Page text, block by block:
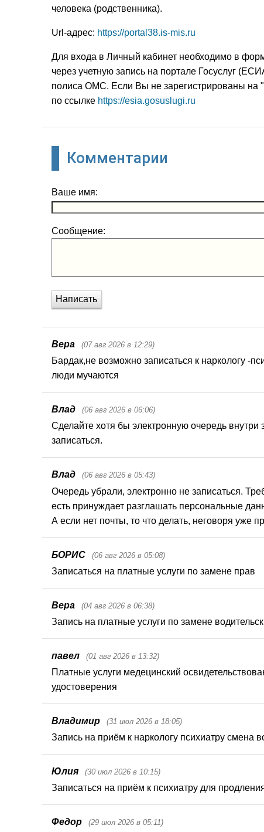
человека (родственника).
Url-адрес: https://portal38.is-mis.ru
Для входа в Личный кабинет необходимо в
через учетную запись на портале Госуслуг
полиса ОМС. Если Вы не зарегистрированы на
по ссылке https://esia.gosuslugi.ru
Комментарии
Ваше имя:
Сообщение:
Написать
Вера (07 авг 2026 в 12:29)
Бардак,не возможно записаться к наркологу -
люди мучаются
Влад (06 авг 2026 в 06:06)
Сделайте хотя бы электронную очередь
записаться.
Влад (06 авг 2026 в 05:43)
Очередь убрали, электронно не записаться.
есть принуждает разглашать персональные
А если нет почты, то что делать, неговоря уже
БОРИС (06 авг 2026 в 05:08)
Записаться на платные услуги по замене прав
Вера (04 авг 2026 в 06:38)
Запись на платные услуги по замене
павел (01 авг 2026 в 13:32)
Платные услуги медецинский
удостоверения
Владимир (31 июл 2026 в 18:05)
Запись на приём к наркологу психиатру смена
Юлия (30 июл 2026 в 10:15)
Записаться на приём к психиатру для
Федор (29 июл 2026 в 05:11)